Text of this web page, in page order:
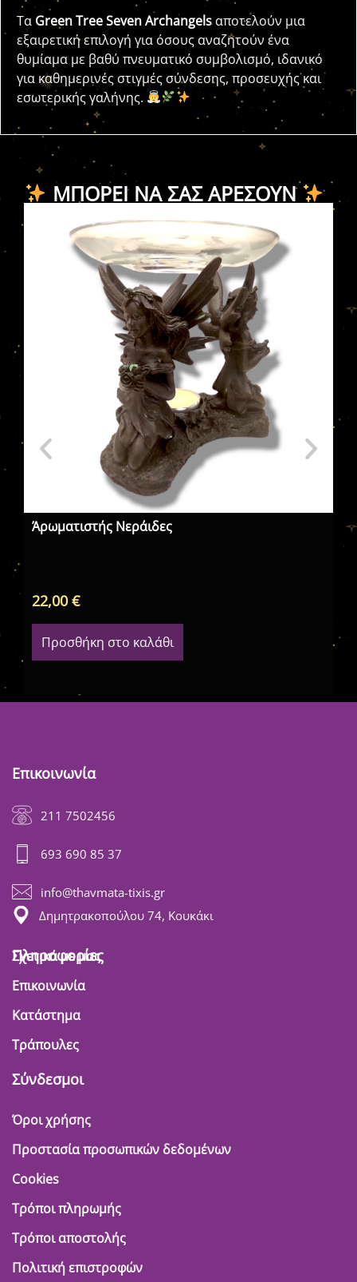
Τα Green Tree Seven Archangelsαποτελούν μια
εξαιρετική επιλογή για όσους αναζητούν ένα
θυμίαμα με βαθύ πνευματικό συμβολισμό, ιδανικό
για καθημερινές στιγμές σύνδεσης, προσευχής και
εσωτερικής γαλήνης.
ΜΠΟΡΕΊ ΝΑ ΣΑΣ ΑΡΈΣΟΥΝ
Άρωματιστής Νεράιδες
22,00€
Προσθήκη στο καλάθι
|
Επικοινωνία
211 7502456
693 690 85 37
info@thavmata-tixis.gr
Δημητρακοπούλου 74, Κουκάκι
Πληροφορίες
Σχετικά με μας
Επικοινωνία
Κατάστημα
Τράπουλες
Σύνδεσμοι
Όροι χρήσης
Προστασία προσωπικών δεδομένων
Cookies
Τρόποι πληρωμής
Τρόποι αποστολής
Πολιτική επιστροφών